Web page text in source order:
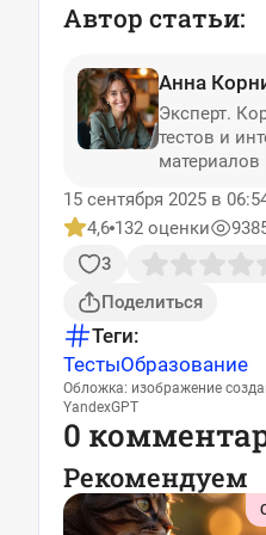
Автор статьи:
Анна
Эксперт.
тестов и
материалов
15 сентября 2025 в
4,6 132 оценки
3
Поделиться
Теги:
ТестыОбразование
Обложка: изображение
YandexGPT
0
Рекомендуем